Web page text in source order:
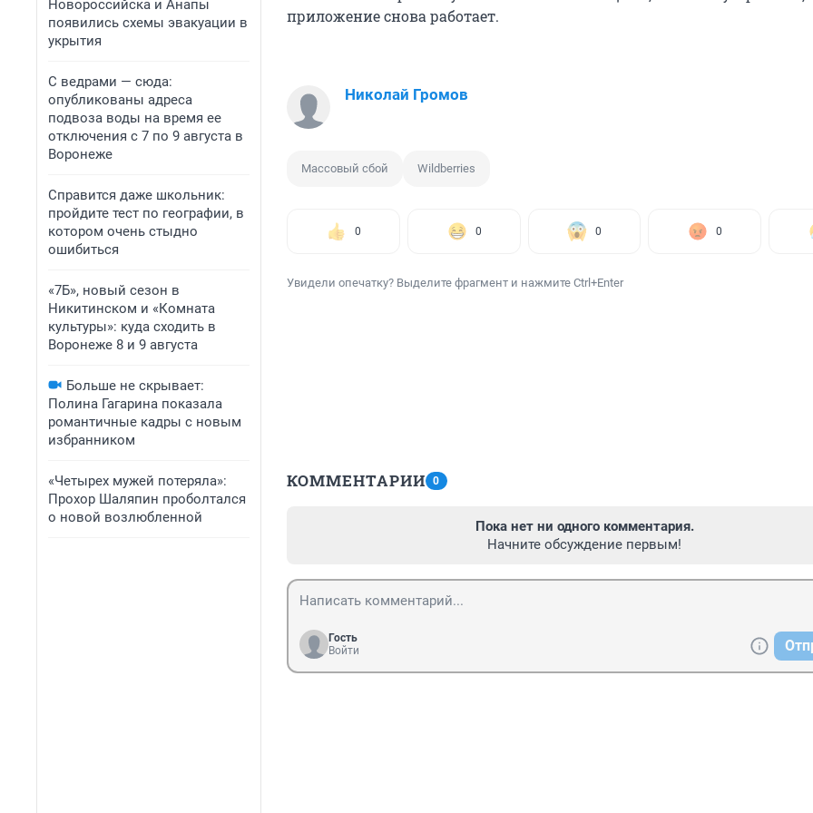
Новороссийска и Анапы
появились схемы эвакуации в
укрытия
С ведрами — сюда:
опубликованы адреса
подвоза воды на время ее
отключения с 7 по 9 августа в
Воронеже
Справится даже школьник:
пройдите тест по географии, в
котором очень стыдно
ошибиться
«7Б», новый сезон в
Никитинском и «Комната
культуры»: куда сходить в
Воронеже 8 и 9 августа
Больше не скрывает:
Полина Гагарина показала
романтичные кадры с новым
избранником
«Четырех мужей потеряла»:
Прохор Шаляпин проболтался
о новой возлюбленной
приложение снова работает.
Николай Громов
Массовый сбой Wildberries
0 0 0 0
Увидели опечатку? Выделите фрагмент и нажмите Ctrl+Enter
КОММЕНТАРИИ 0
Пока нет ни одного комментария.
Начните обсуждение первым!
Гость
Войти